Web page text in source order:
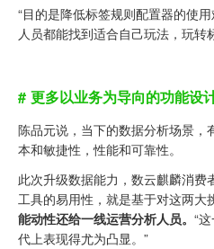
“目的是降低标签规则配置器的使
人员都能找到适合自己玩法，玩转
# 更多以业务为导向的功能设
陈品元说，当下的数据分析场景，
本和敏捷性，性能和可靠性。
此次升级数据能力，数云麒麟消
工具的易用性，就是基于对这两大
能动性还给一线运营分析人员。 “
代上表现得尤为凸显。”